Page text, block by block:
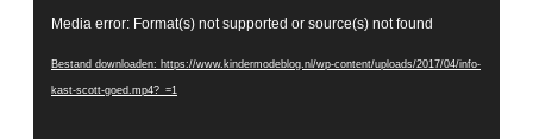
Media error: Format(s) not supported or source(s) not found
Bestand downloaden: https://www.kindermodeblog.nl/wp-content/uploads/2017/04/info-
kast-scott-goed.mp4?_=1